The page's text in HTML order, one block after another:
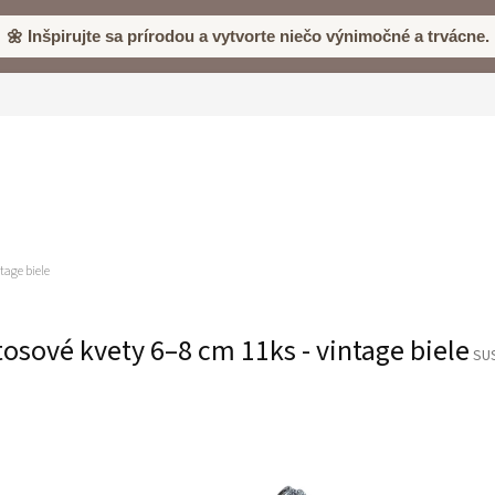
🌼 Inšpirujte sa prírodou a vytvorte niečo výnimočné a trvácne.
biele
kvety 6–8 cm 11ks - vintage biele